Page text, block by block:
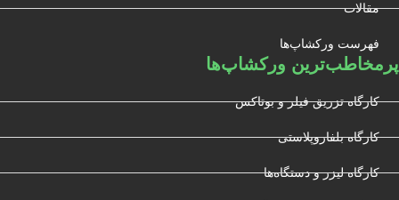
مقالات
فهرست ورکشاپ‌ها
پرمخاطب‌ترین ورکشاپ‌ها
کارگاه تزریق فیلر و بوتاکس
کارگاه بلفاروپلاستی
کارگاه لیزر و دستگاه‌ها